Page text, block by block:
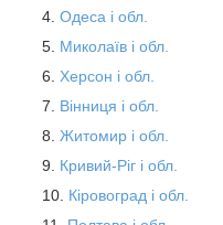
Одеса і обл.
Миколаїв і обл.
Херсон і обл.
Вінниця і обл.
Житомир і обл.
Кривий-Ріг і обл.
Кіровоград і обл.